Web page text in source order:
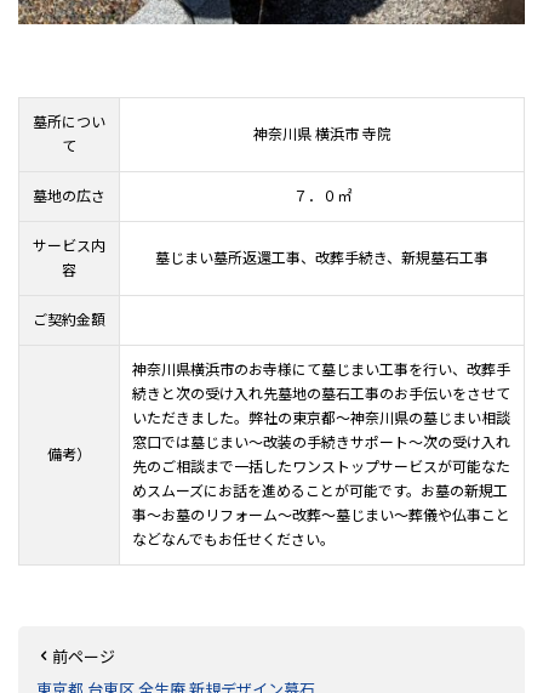
墓所につい
て
神奈川県 横浜市 寺院
墓地の広さ ７．０㎡
サービス内
容
墓じまい墓所返還工事、改葬手続き、新規墓石工事
ご契約金額
備考）
神奈川県横浜市のお寺様にて墓じまい工事を行い、改葬手
続きと次の受け入れ先墓地の墓石工事のお手伝いをさせて
いただきました。弊社の東京都～神奈川県の墓じまい相談
窓口では墓じまい～改装の手続きサポート～次の受け入れ
先のご相談まで一括したワンストップサービスが可能なた
めスムーズにお話を進めることが可能です。お墓の新規工
事～お墓のリフォーム～改葬～墓じまい～葬儀や仏事こと
などなんでもお任せください。
前ページ